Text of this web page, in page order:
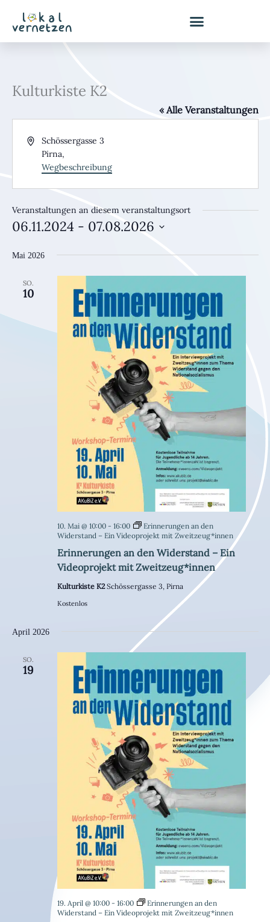
Inhalt
springen
Kulturkiste K2
« Alle Veranstaltungen
AdresseSchössergasse 3
Pirna,
Wegbeschreibung
Veranstaltungen an diesem veranstaltungsort
06.11.2024 - 07.08.2026
wählen.
Mai 2026
SO.
10
Erinnerungen an den Widerstand – Ein
Videoprojekt mit Zweitzeug*innen
10. Mai @ 10:00- 16:00
Erinnerungen an den
Widerstand – Ein Videoprojekt mit Zweitzeug*innen
Kulturkiste K2Schössergasse 3, Pirna
Kostenlos
April 2026
SO.
19
19. April @ 10:00- 16:00
Erinnerungen an den
Widerstand – Ein Videoprojekt mit Zweitzeug*innen